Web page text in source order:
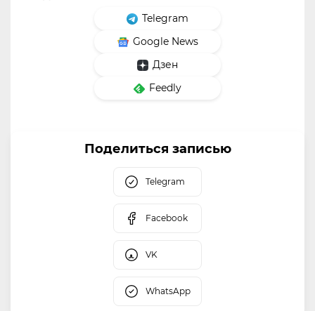
Telegram
Google News
Дзен
Feedly
Поделиться записью
Telegram
Facebook
VK
WhatsApp